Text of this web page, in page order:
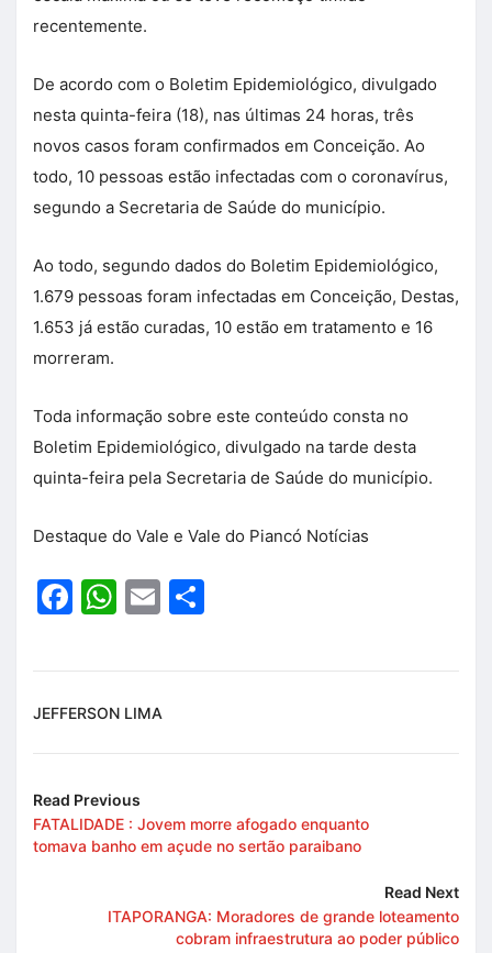
recentemente.
De acordo com o Boletim Epidemiológico, divulgado
nesta quinta-feira (18), nas últimas 24 horas, três
novos casos foram confirmados em Conceição. Ao
todo, 10 pessoas estão infectadas com o coronavírus,
segundo a Secretaria de Saúde do município.
Ao todo, segundo dados do Boletim Epidemiológico,
1.679 pessoas foram infectadas em Conceição, Destas,
1.653 já estão curadas, 10 estão em tratamento e 16
morreram.
Toda informação sobre este conteúdo consta no
Boletim Epidemiológico, divulgado na tarde desta
quinta-feira pela Secretaria de Saúde do município.
Destaque do Vale e Vale do Piancó Notícias
Facebook
WhatsApp
Email
JEFFERSON LIMA
Read Previous
FATALIDADE : Jovem morre afogado enquanto
tomava banho em açude no sertão paraibano
Read Next
ITAPORANGA: Moradores de grande loteamento
cobram infraestrutura ao poder público